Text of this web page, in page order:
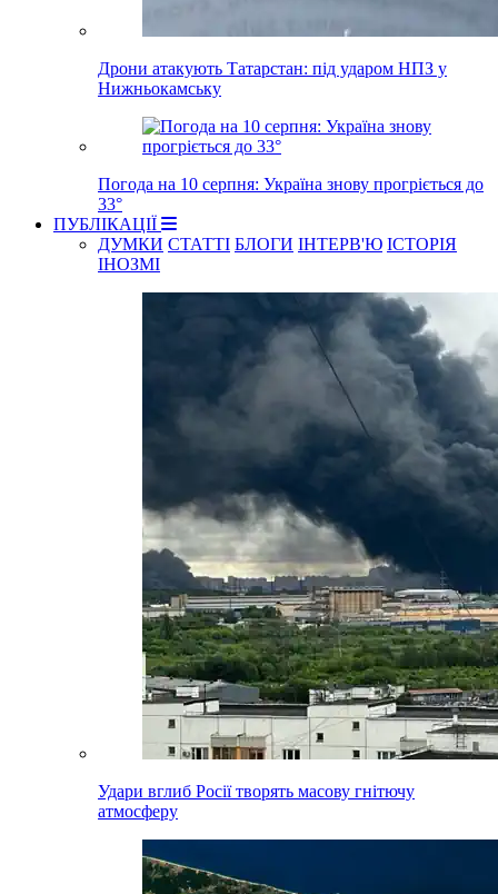
Дрони атакують Татарстан: під ударом НПЗ у
Нижньокамську
Погода на 10 серпня: Україна знову прогріється до
33°
ПУБЛІКАЦІЇ
ДУМКИ СТАТТІ БЛОГИ ІНТЕРВ'Ю ІСТОРІЯ
ІНОЗМІ
Удари вглиб Росії творять масову гнітючу
атмосферу